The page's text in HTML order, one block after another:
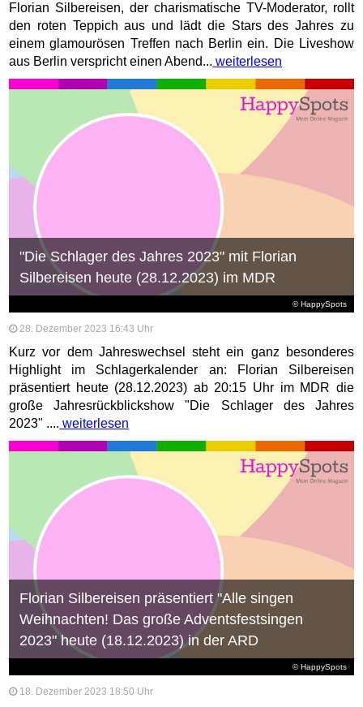
Florian Silbereisen, der charismatische TV-Moderator, rollt
den roten Teppich aus und lädt die Stars des Jahres zu
einem glamourösen Treffen nach Berlin ein. Die Liveshow
aus Berlin verspricht einen Abend... weiterlesen
© HappySpots
"Die Schlager des Jahres 2023" mit Florian
Silbereisen heute (28.12.2023) im MDR
28. Dezember 2023 16:43 Uhr
Kurz vor dem Jahreswechsel steht ein ganz besonderes
Highlight im Schlagerkalender an: Florian Silbereisen
präsentiert heute (28.12.2023) ab 20:15 Uhr im MDR die
große Jahresrückblickshow "Die Schlager des Jahres
2023" .... weiterlesen
© HappySpots
Florian Silbereisen präsentiert "Alle singen
Weihnachten! Das große Adventsfestsingen
2023" heute (18.12.2023) in der ARD
18. Dezember 2023 18:50 Uhr